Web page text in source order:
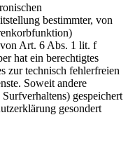
bestimmter, von
Art. 6 Abs. 1 lit. f
hat ein berechtigtes
zur technisch fehlerfreien
Soweit andere
gespeichert
gesondert